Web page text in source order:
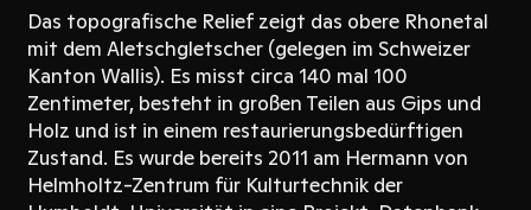
Das topografische Relief zeigt das obere Rhonetal
mit dem Aletschgletscher (gelegen im Schweizer
Kanton Wallis). Es misst circa 140 mal 100
Zentimeter, besteht in großen Teilen aus Gips und
Holz und ist in einem restaurierungsbedürftigen
Zustand. Es wurde bereits 2011 am Hermann von
Helmholtz-Zentrum für Kulturtechnik der